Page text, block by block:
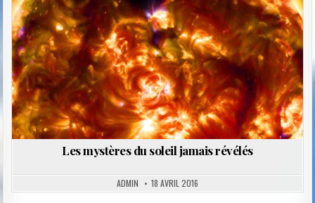
Les mystères du soleil jamais révélés
ADMIN 18 AVRIL 2016